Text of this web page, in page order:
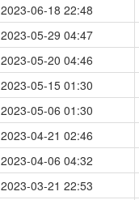
2023-06-18 22:48
2023-05-29 04:47
2023-05-20 04:46
2023-05-15 01:30
2023-05-06 01:30
2023-04-21 02:46
2023-04-06 04:32
2023-03-21 22:53